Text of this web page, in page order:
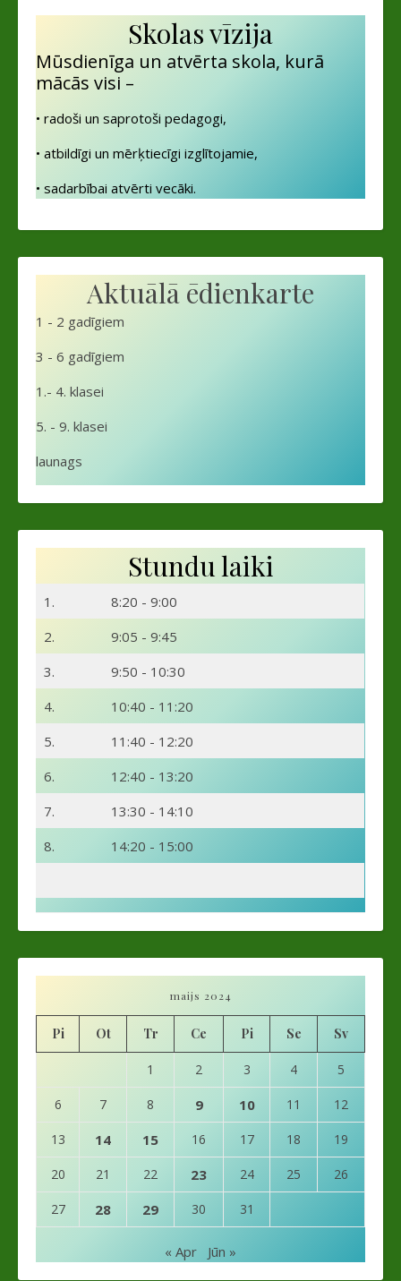
Skolas vīzija
Mūsdienīga un atvērta skola, kurā
mācās visi –
• radoši un saprotoši pedagogi,
• atbildīgi un mērķtiecīgi izglītojamie,
• sadarbībai atvērti vecāki.
Aktuālā ēdienkarte
1 - 2 gadīgiem
3 - 6 gadīgiem
1.- 4. klasei
5. - 9. klasei
launags
Stundu laiki
1.
8:20 - 9:00
2.
9:05 - 9:45
3.
9:50 - 10:30
4.
10:40 - 11:20
5.
11:40 - 12:20
6.
12:40 - 13:20
7.
13:30 - 14:10
8.
14:20 - 15:00
maijs 2024
Pi Ot Tr Ce Pi Se Sv
1 2 3 4 5
6 7 8 9 10 11 12
13 14 15 16 17 18 19
20 21 22 23 24 25 26
27 28 29 30 31
« Apr Jūn »